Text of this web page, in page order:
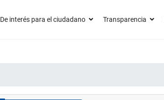
De interés para el ciudadano Transparencia